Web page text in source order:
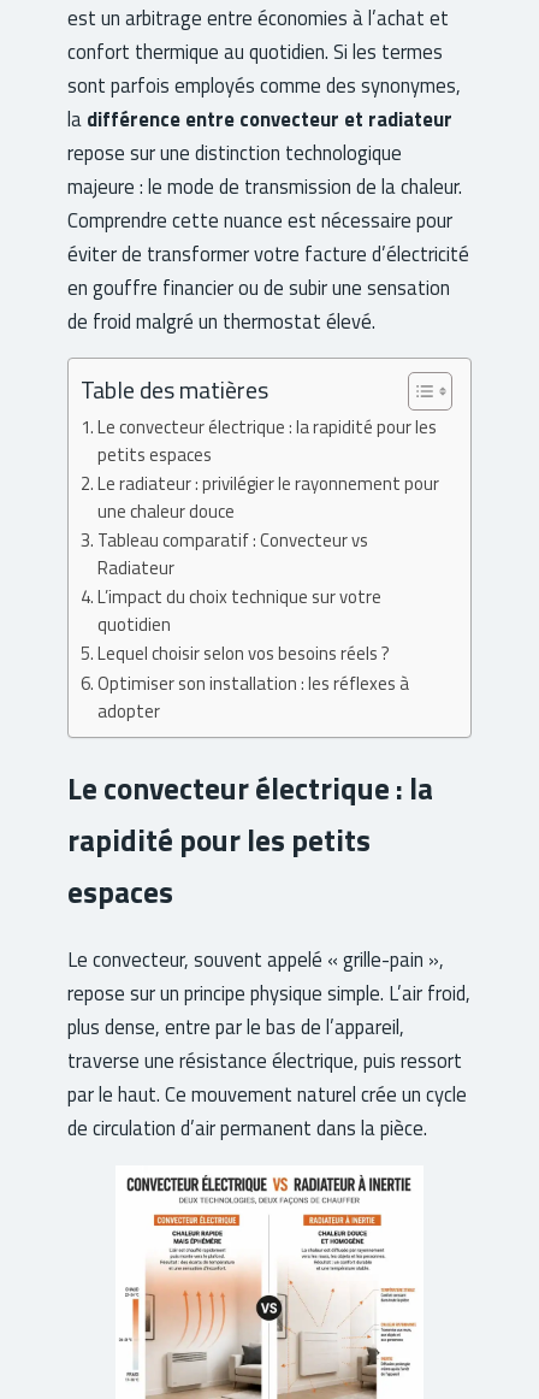
est un arbitrage entre économies à l’achat et
confort thermique au quotidien. Si les termes
sont parfois employés comme des synonymes,
la différence entre convecteur et radiateur
repose sur une distinction technologique
majeure : le mode de transmission de la chaleur.
Comprendre cette nuance est nécessaire pour
éviter de transformer votre facture d’électricité
en gouffre financier ou de subir une sensation
de froid malgré un thermostat élevé.
Table des matières
Le convecteur électrique : la rapidité pour les
petits espaces
Le radiateur : privilégier le rayonnement pour
une chaleur douce
Tableau comparatif : Convecteur vs
Radiateur
L’impact du choix technique sur votre
quotidien
Lequel choisir selon vos besoins réels ?
Optimiser son installation : les réflexes à
adopter
Le convecteur électrique : la
rapidité pour les petits
espaces
Le convecteur, souvent appelé « grille-pain »,
repose sur un principe physique simple. L’air froid,
plus dense, entre par le bas de l’appareil,
traverse une résistance électrique, puis ressort
par le haut. Ce mouvement naturel crée un cycle
de circulation d’air permanent dans la pièce.